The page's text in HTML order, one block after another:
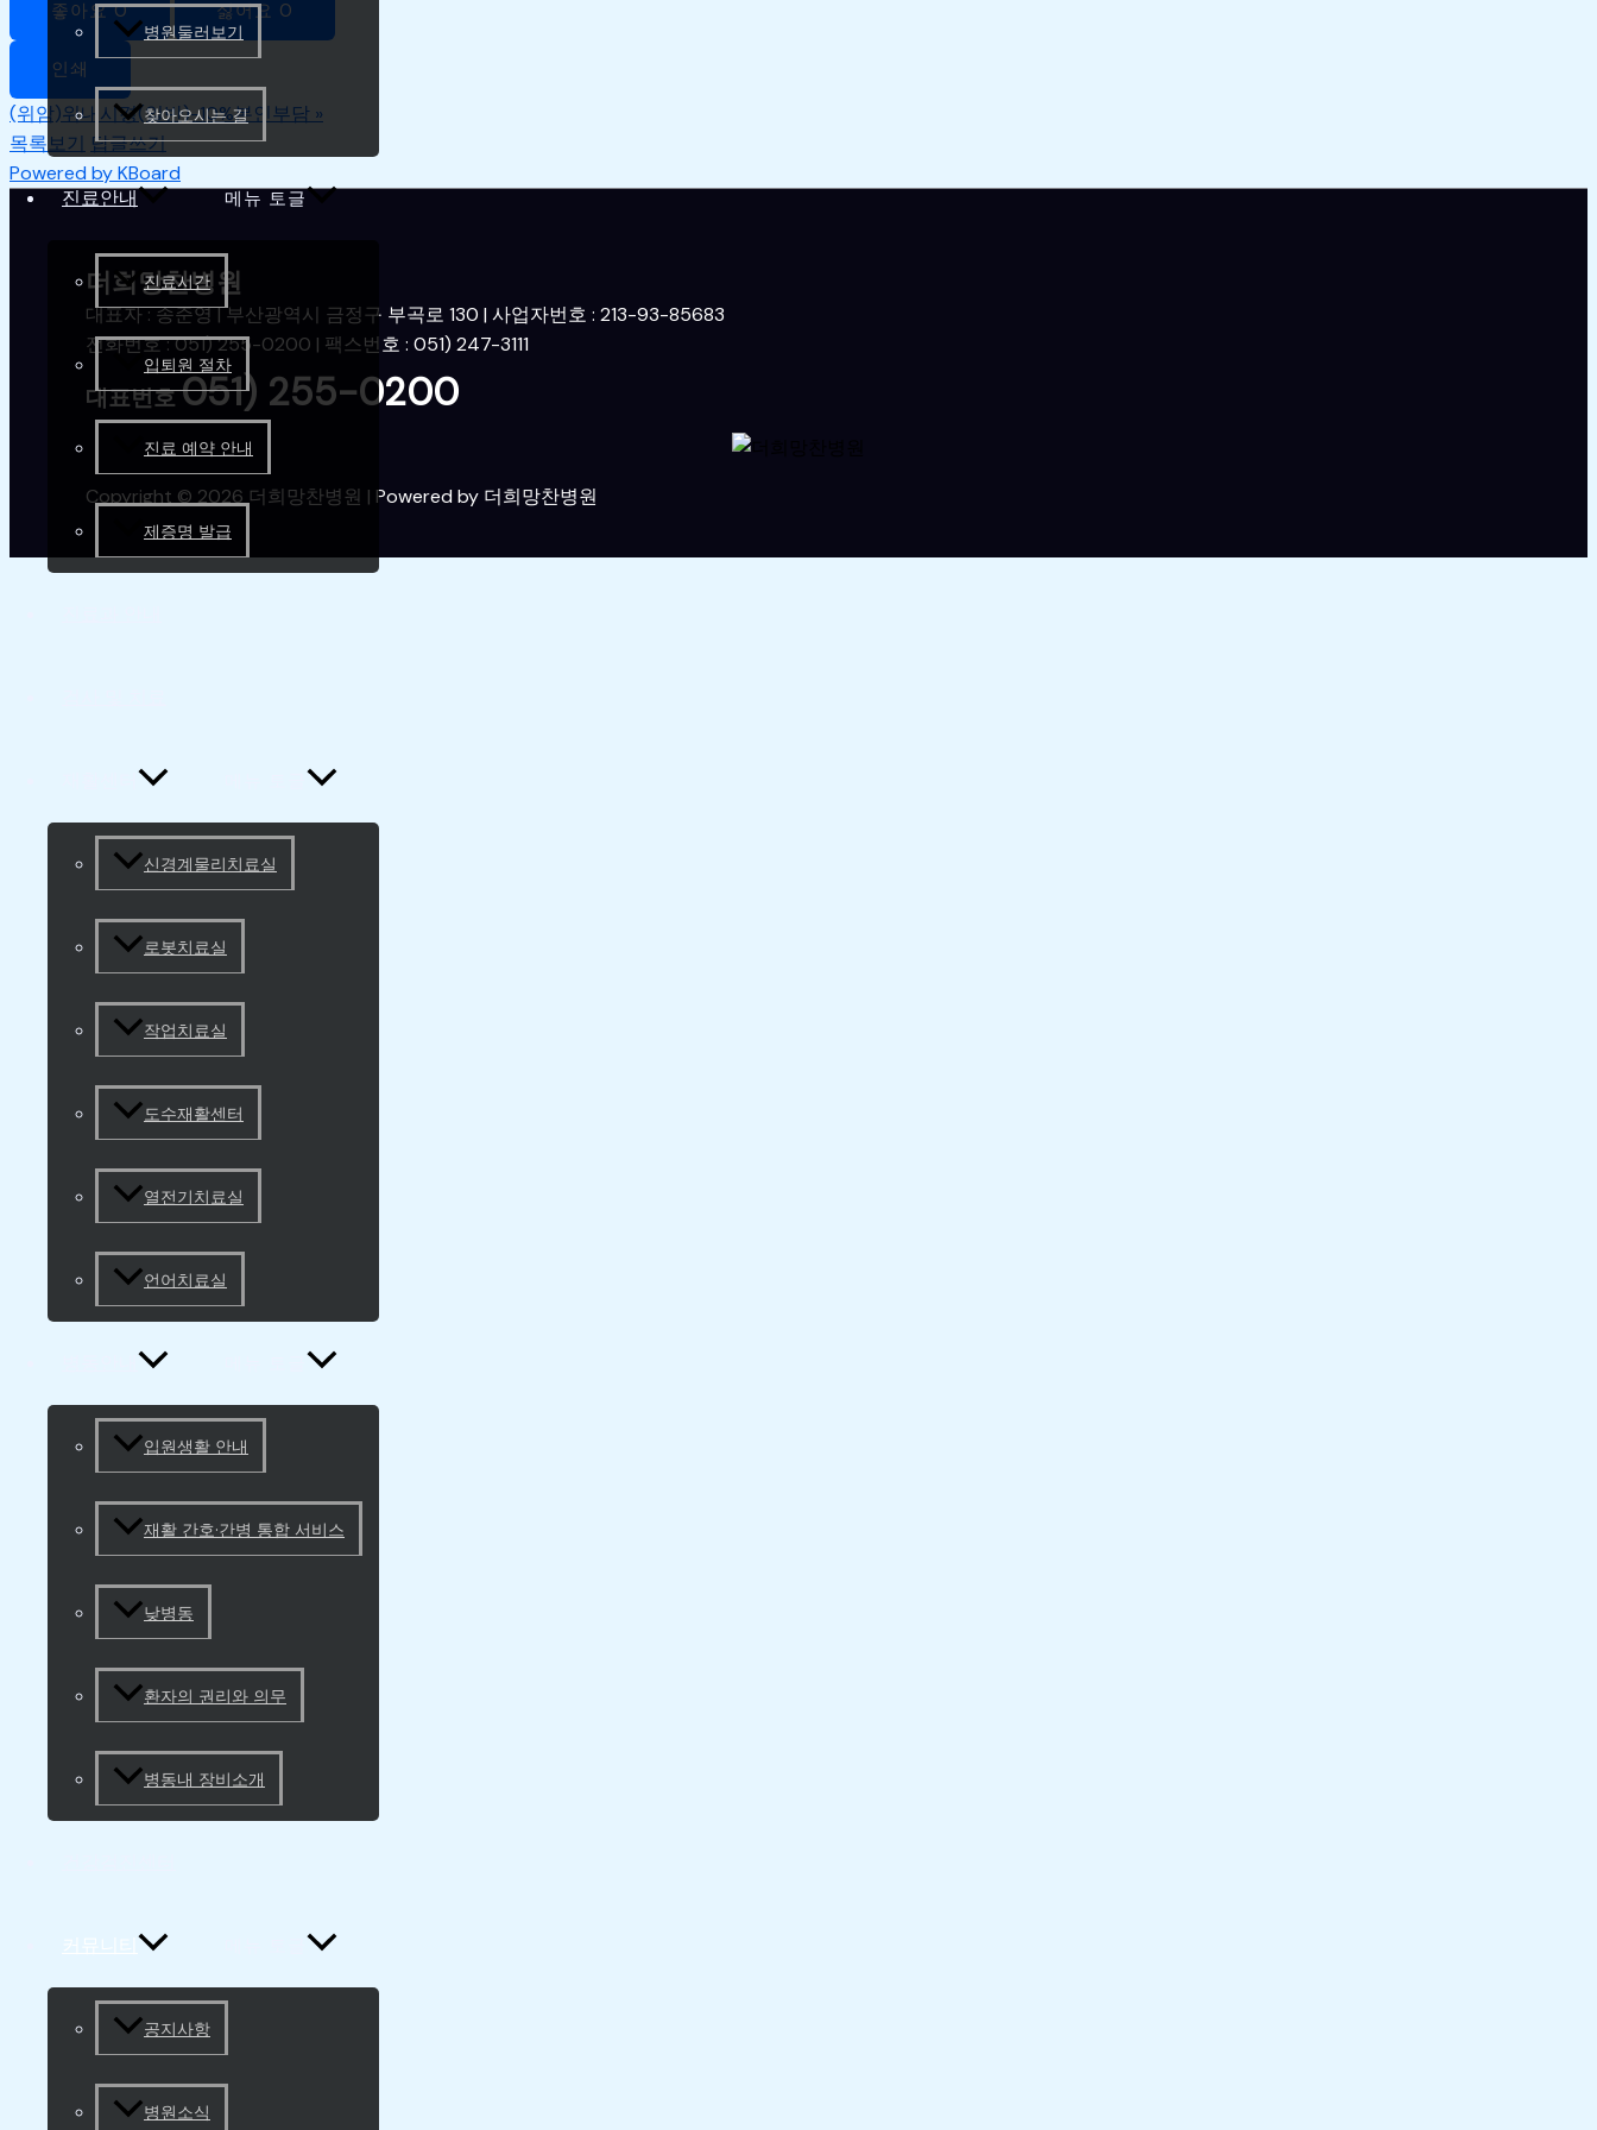
병원둘러보기
찾아오시는 길
진료안내 메뉴 토글
진료시간
입퇴원 절차
진료 예약 안내
제증명 발급
신경계물리치료실
로봇치료실
작업치료실
도수재활센터
열전기치료실
언어치료실
입원생활 안내
재활 간호·간병 통합 서비스
낮병동
환자의 권리와 의무
병동내 장비소개
커뮤니티
공지사항
병원소식
좋아요0 싫어요 0
인쇄
(위암)위내시경(일반)-10%본인부담 »
목록보기 답글쓰기
Powered by KBoard
더희망찬병원
대표자 : 송준영 | 부산광역시 금정구 부곡로 130 | 사업자번호 : 213-93-85683
전화번호 : 051) 255-0200 | 팩스번호 : 051) 247-3111
대표번호051) 255-0200
Copyright © 2026 더희망찬병원 | Powered by 더희망찬병원